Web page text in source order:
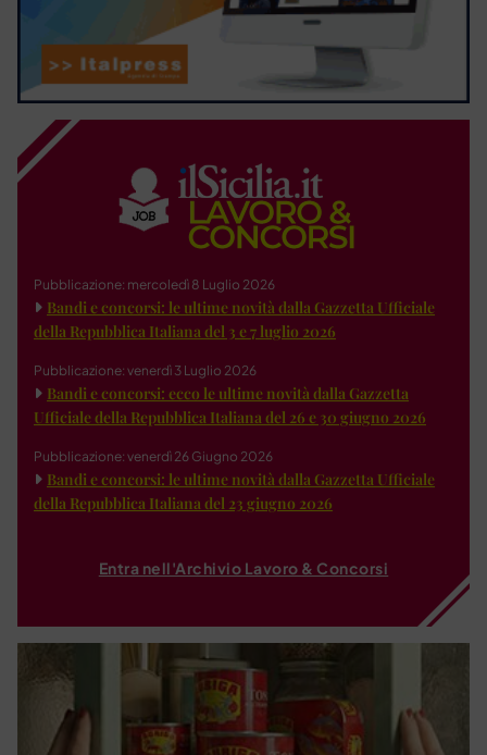
Pubblicazione: mercoledì 8 Luglio 2026
Bandi e concorsi: le ultime novità dalla Gazzetta Ufficiale
della Repubblica Italiana del 3 e 7 luglio 2026
Pubblicazione: venerdì 3 Luglio 2026
Bandi e concorsi: ecco le ultime novità dalla Gazzetta
Ufficiale della Repubblica Italiana del 26 e 30 giugno 2026
Pubblicazione: venerdì 26 Giugno 2026
Bandi e concorsi: le ultime novità dalla Gazzetta Ufficiale
della Repubblica Italiana del 23 giugno 2026
Entra nell'Archivio Lavoro & Concorsi